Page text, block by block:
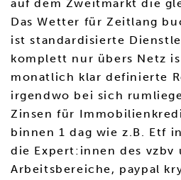
auf dem Zweitmarkt die
Das Wetter für Zeitlang
ist standardisierte
komplett nur übers Netz
monatlich klar definierte
irgendwo bei sich
Zinsen für
binnen 1 dag wie z.B. Etf
die Expert:innen des vzbv
Arbeitsbereiche, paypal